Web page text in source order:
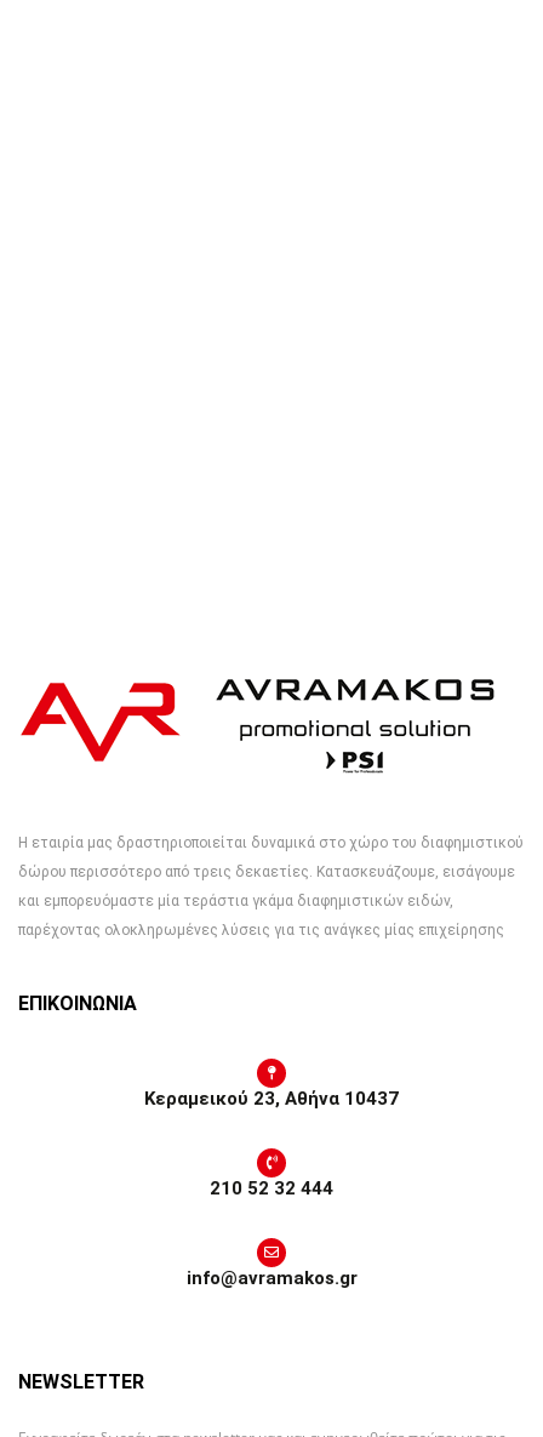
Η εταιρία μας δραστηριοποιείται δυναμικά στο χώρο του διαφημιστικού
δώρου περισσότερο από τρεις δεκαετίες. Κατασκευάζουμε, εισάγουμε
και εμπορευόμαστε μία τεράστια γκάμα διαφημιστικών ειδών,
παρέχοντας ολοκληρωμένες λύσεις για τις ανάγκες μίας επιχείρησης
ΕΠΙΚΟΙΝΩΝΙΑ
Κεραμεικού 23, Αθήνα 10437
210 52 32 444
info@avramakos.gr
NEWSLETTER